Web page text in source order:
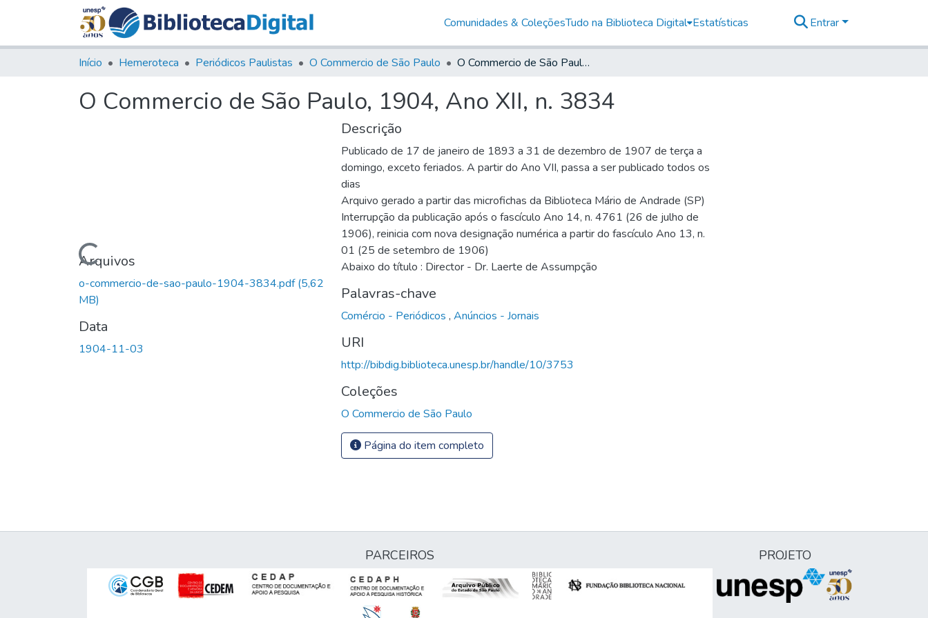
Comunidades & ColeçõesTudo na Biblioteca Digital Estatísticas Entrar
Início Hemeroteca Periódicos Paulistas O Commercio de São Paulo O Commercio de São Paulo, 1904, Ano XII, n. 3834
O Commercio de São Paulo, 1904, Ano XII, n. 3834
Carregando...
Arquivos
o-commercio-de-sao-paulo-1904-3834.pdf(5,62
MB)
Data
1904-11-03
Descrição
Publicado de 17 de janeiro de 1893 a 31 de dezembro de 1907 de terça a
domingo, exceto feriados. A partir do Ano VII, passa a ser publicado todos os
dias
Arquivo gerado a partir das microfichas da Biblioteca Mário de Andrade (SP)
Interrupção da publicação após o fascículo Ano 14, n. 4761 (26 de julho de
1906), reinicia com nova designação numérica a partir do fascículo Ano 13, n.
01 (25 de setembro de 1906)
Abaixo do título : Director - Dr. Laerte de Assumpção
Palavras-chave
Comércio - Periódicos , Anúncios - Jornais
URI
http://bibdig.biblioteca.unesp.br/handle/10/3753
Coleções
O Commercio de São Paulo
Página do item completo
PARCEIROS PROJETO